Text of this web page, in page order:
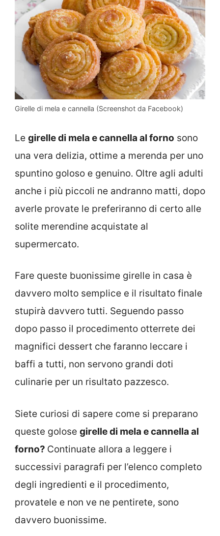
Girelle di mela e cannella (Screenshot da Facebook)
Le girelle di mela e cannella al forno sono
una vera delizia, ottime a merenda per uno
spuntino goloso e genuino. Oltre agli adulti
anche i più piccoli ne andranno matti, dopo
averle provate le preferiranno di certo alle
solite merendine acquistate al
supermercato.
Fare queste buonissime girelle in casa è
davvero molto semplice e il risultato finale
stupirà davvero tutti. Seguendo passo
dopo passo il procedimento otterrete dei
magnifici dessert che faranno leccare i
baffi a tutti, non servono grandi doti
culinarie per un risultato pazzesco.
Siete curiosi di sapere come si preparano
queste golose girelle di mela e cannella al
forno? Continuate allora a leggere i
successivi paragrafi per l’elenco completo
degli ingredienti e il procedimento,
provatele e non ve ne pentirete, sono
davvero buonissime.